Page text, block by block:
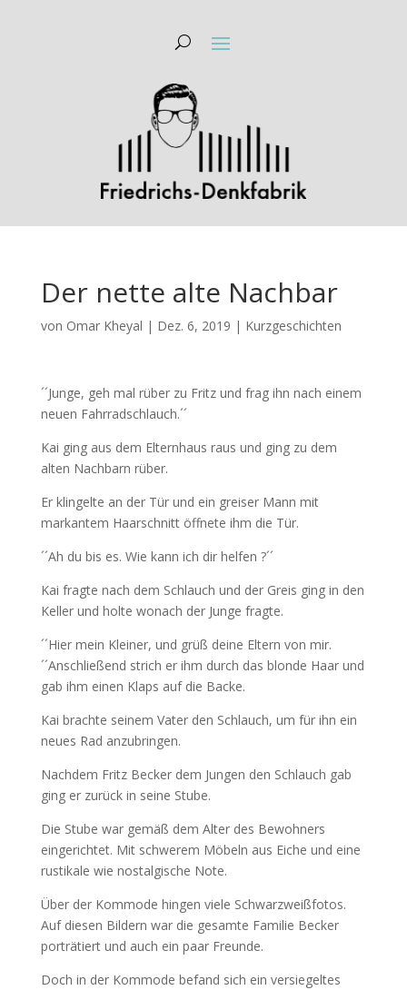
Der nette alte Nachbar
von Omar Kheyal | Dez. 6, 2019 | Kurzgeschichten
´´Junge, geh mal rüber zu Fritz und frag ihn nach einem
neuen Fahrradschlauch.´´
Kai ging aus dem Elternhaus raus und ging zu dem
alten Nachbarn rüber.
Er klingelte an der Tür und ein greiser Mann mit
markantem Haarschnitt öffnete ihm die Tür.
´´Ah du bis es. Wie kann ich dir helfen ?´´
Kai fragte nach dem Schlauch und der Greis ging in den
Keller und holte wonach der Junge fragte.
´´Hier mein Kleiner, und grüß deine Eltern von mir.
´´Anschließend strich er ihm durch das blonde Haar und
gab ihm einen Klaps auf die Backe.
Kai brachte seinem Vater den Schlauch, um für ihn ein
neues Rad anzubringen.
Nachdem Fritz Becker dem Jungen den Schlauch gab
ging er zurück in seine Stube.
Die Stube war gemäß dem Alter des Bewohners
eingerichtet. Mit schwerem Möbeln aus Eiche und eine
rustikale wie nostalgische Note.
Über der Kommode hingen viele Schwarzweißfotos.
Auf diesen Bildern war die gesamte Familie Becker
porträtiert und auch ein paar Freunde.
Doch in der Kommode befand sich ein versiegeltes